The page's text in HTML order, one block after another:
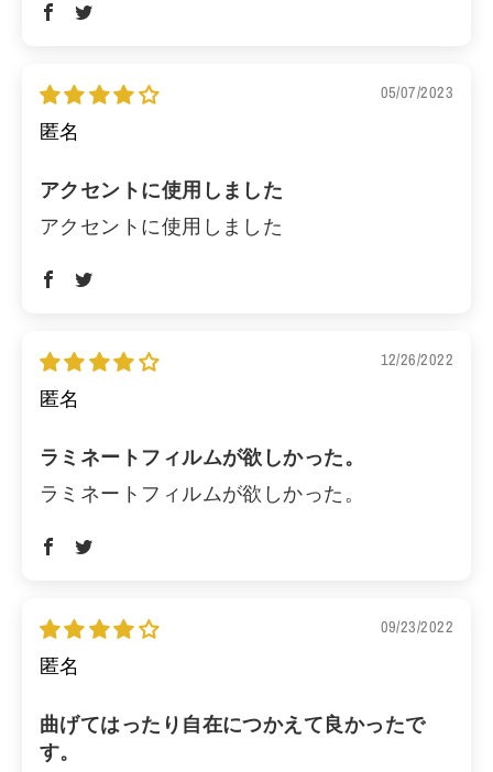
05/07/2023
匿名
アクセントに使用しました
アクセントに使用しました
12/26/2022
匿名
ラミネートフィルムが欲しかった。
ラミネートフィルムが欲しかった。
09/23/2022
匿名
曲げてはったり自在につかえて良かったで
す。